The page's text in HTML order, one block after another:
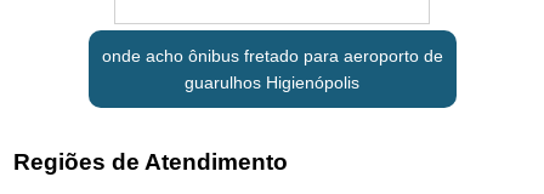
onde acho ônibus fretado para aeroporto de
guarulhos Higienópolis
Regiões de Atendimento